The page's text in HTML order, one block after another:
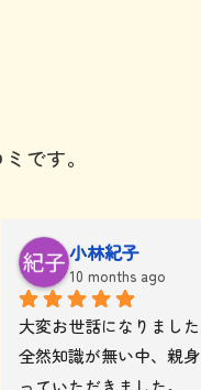
です。
小林紀子
10 months ago
大変お世話になりました
全然知識が無い中、親